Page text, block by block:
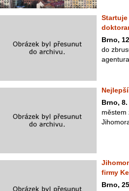
Brno,
do
Brno,
městem
firmy
Brno,